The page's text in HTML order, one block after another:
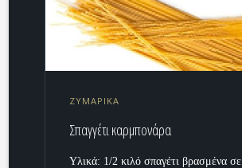
ΖΥΜΑΡΙΚΑ
Σπαγγέτι καρμπονάρα
Υλικά: 1/2 κιλό σπαγέτι βρασμένα σε